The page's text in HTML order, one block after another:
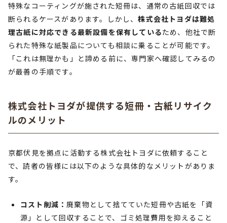
特殊なコーティングが施された短冊は、通常の古紙回収では
断られるケースがあります。しかし、株式会社トヨダは難処
理古紙に対応できる最新設備を保有しているため、他社で断
られた特殊な紙製品についても相談に乗ることが可能です。
「これは無理かも」と諦める前に、専門家へ確認してみるの
が最善の手順です。
株式会社トヨダが提供する短冊・古紙リサイク
ルのメリット
京都伏見を拠点に活動する株式会社トヨダに依頼すること
で、読者の皆様には以下のような具体的なメリットがありま
す。
コスト削減：廃棄物として捨てていた短冊や古紙を「資
源」として回収することで、ゴミ処理費用を抑えること